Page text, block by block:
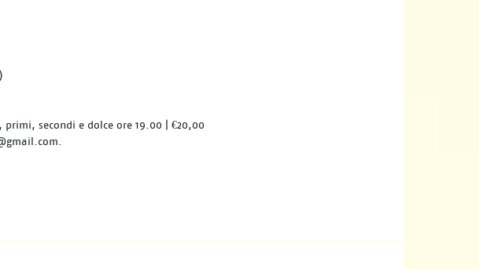
secondi e dolce ore 19.00 | €20,00